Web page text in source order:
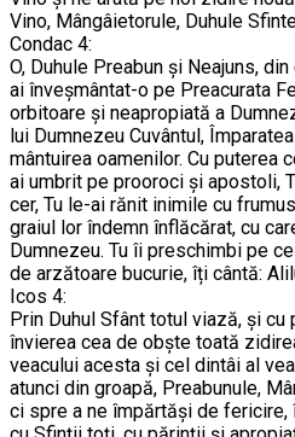
Vino, Mângâietorule, Duhule
Condac 4:
O, Duhule Preabun și Neajuns,
ai înveșmântat-o pe Preacurata
orbitoare și neapropiată a
lui Dumnezeu Cuvântul,
mântuirea oamenilor. Cu puterea
ai umbrit pe prooroci și apostoli,
cer, Tu le-ai rănit inimile cu
graiul lor îndemn înflăcărat, cu
Dumnezeu. Tu îi preschimbi pe
de arzătoare bucurie, îți cântă:
Icos 4:
Prin Duhul Sfânt totul viază, și
învierea cea de obște toată
veacului acesta și cel dintâi al
atunci din groapă, Preabunule,
ci spre a ne împărtăși de fericire,